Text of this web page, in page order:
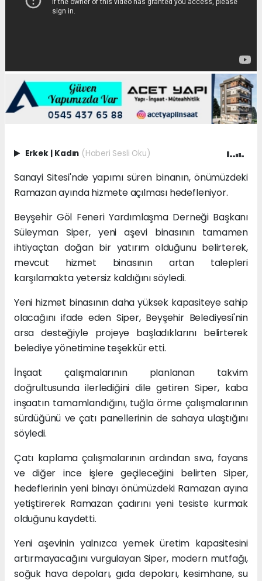
Erkek | Kadın (Haberi Sesli Oku)
Sanayi Sitesi'nde yapımı süren binanın, önümüzdeki
Ramazan ayında hizmete açılması hedefleniyor.
Beyşehir Göl Feneri Yardımlaşma Derneği Başkanı
Süleyman Siper, yeni aşevi binasının tamamen
ihtiyaçtan doğan bir yatırım olduğunu belirterek,
mevcut hizmet binasının artan talepleri
karşılamakta yetersiz kaldığını söyledi.
Yeni hizmet binasının daha yüksek kapasiteye sahip
olacağını ifade eden Siper, Beyşehir Belediyesi'nin
arsa desteğiyle projeye başladıklarını belirterek
belediye yönetimine teşekkür etti.
İnşaat çalışmalarının planlanan takvim
doğrultusunda ilerlediğini dile getiren Siper, kaba
inşaatın tamamlandığını, tuğla örme çalışmalarının
sürdüğünü ve çatı panellerinin de sahaya ulaştığını
söyledi.
Çatı kaplama çalışmalarının ardından sıva, fayans
ve diğer ince işlere geçileceğini belirten Siper,
hedeflerinin yeni binayı önümüzdeki Ramazan ayına
yetiştirerek Ramazan çadırını yeni tesiste kurmak
olduğunu kaydetti.
Yeni aşevinin yalnızca yemek üretim kapasitesini
artırmayacağını vurgulayan Siper, modern mutfağı,
soğuk hava depoları, gıda depoları, kesimhane, su